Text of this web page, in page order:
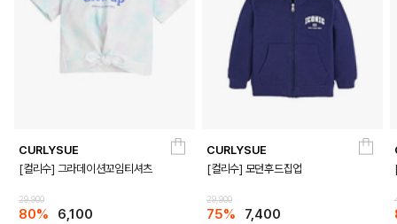
CURLYSUE
[컬리수] 그라데이션꼬임티셔츠
29,900
80% 6,100
CURLYSUE
[컬리수] 모던후드집업
29,900
75% 7,400